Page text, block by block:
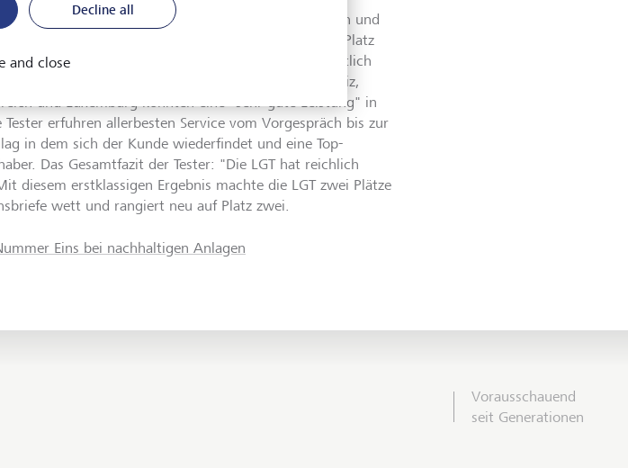
- wie zum Beispiel beim Beratungsgespräch und
"sehr gut". Damit rangiert die LGT auf dem ersten Platz
und lässt mit 88.9 Punkten alle Mitbewerber deutlich
der insgesamt 76 getesteten Institute aus der Schweiz,
und Luxemburg konnten eine "sehr gute Leistung" in
erfuhren allerbesten Service vom Vorgespräch bis zur
in dem sich der Kunde wiederfindet und eine Top-
Das Gesamtfazit der Tester: "Die LGT hat reichlich
diesem erstklassigen Ergebnis machte die LGT zwei Plätze
wett und rangiert neu auf Platz zwei.
Eins bei nachhaltigen Anlagen
Vorausschauend
seit Generationen
Decline all
and close